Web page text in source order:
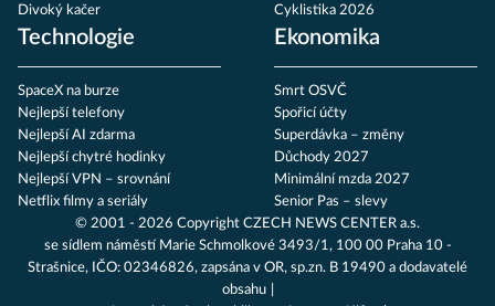
Divoký kačer
Cyklistika 2026
Technologie
SpaceX na burze
Nejlepší telefony
Nejlepší AI zdarma
Nejlepší chytré hodinky
Nejlepší VPN – srovnání
Netflix filmy a seriály
Ekonomika
Smrt OSVČ
Spořicí účty
Superdávka – změny
Důchody 2027
Minimální mzda 2027
Senior Pas – slevy
© 2001 - 2026 Copyright CZECH NEWS CENTER a.s.
se sídlem náměstí Marie Schmolkové 3493/1, 100 00 Praha 10 -
Strašnice, IČO: 02346826, zapsána v OR, sp.zn. B 19490 a dodavatelé
obsahu